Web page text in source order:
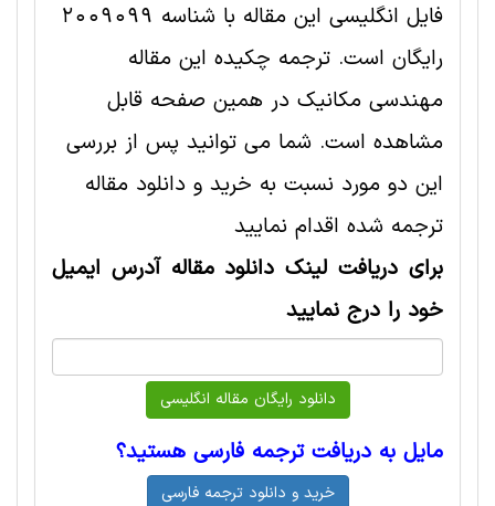
فایل انگلیسی این مقاله با شناسه 2009099
رایگان است. ترجمه چکیده این مقاله
مهندسی مکانیک در همین صفحه قابل
مشاهده است. شما می توانید پس از بررسی
این دو مورد نسبت به خرید و دانلود مقاله
ترجمه شده اقدام نمایید
برای دریافت لینک دانلود مقاله آدرس ایمیل
خود را درج نمایید
مایل به دریافت ترجمه فارسی هستید؟